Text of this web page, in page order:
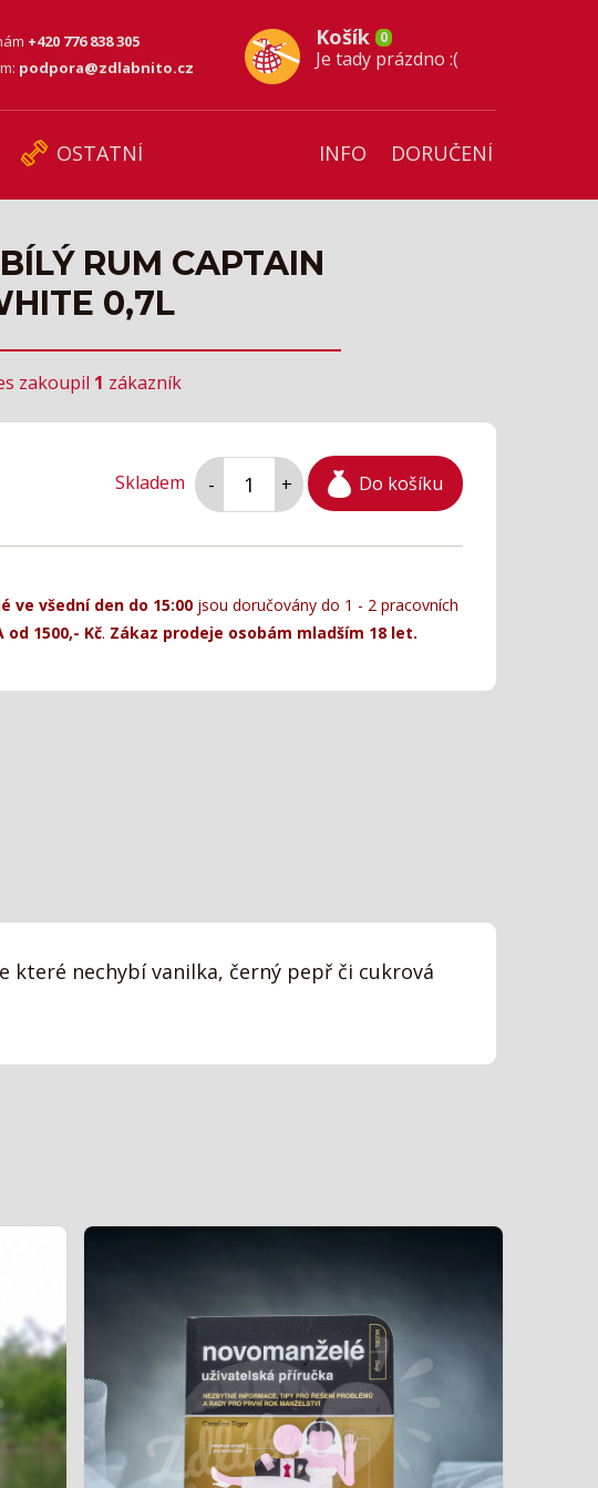
+420 776 838 305
podpora@zdlabnito.cz
Košík 0
Je tady prázdno :(
OSTATNÍ INFO DORUČENÍ
RUM CAPTAIN
0,7L
zakoupil 1 zákazník
Skladem - + Do košíku
ve všední den do 15:00 jsou doručovány do 1 - 2 pracovních
od 1500,- Kč. Zákaz prodeje osobám mladším 18 let.
které nechybí vanilka, černý pepř či cukrová